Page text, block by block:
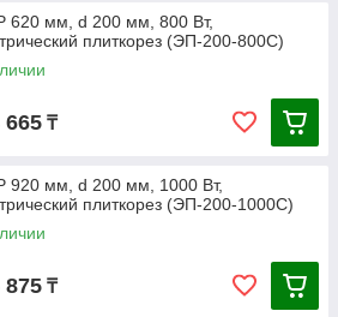
620 мм, d 200 мм, 800 Вт,
плиткорез (ЭП-200-800С)
665 ₸
920 мм, d 200 мм, 1000 Вт,
плиткорез (ЭП-200-1000С)
875 ₸